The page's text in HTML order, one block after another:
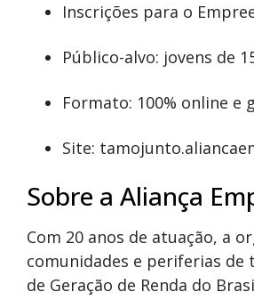
Inscrições para o
Público-alvo: jovens de
Formato: 100% online e
Site:
Sobre a Aliança
Com 20 anos de atuação, a
comunidades e periferias de
de Geração de Renda do